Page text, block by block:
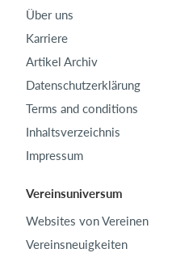
Über uns
Karriere
Artikel Archiv
Datenschutzerklärung
Terms and conditions
Inhaltsverzeichnis
Impressum
Vereinsuniversum
Websites von Vereinen
Vereinsneuigkeiten